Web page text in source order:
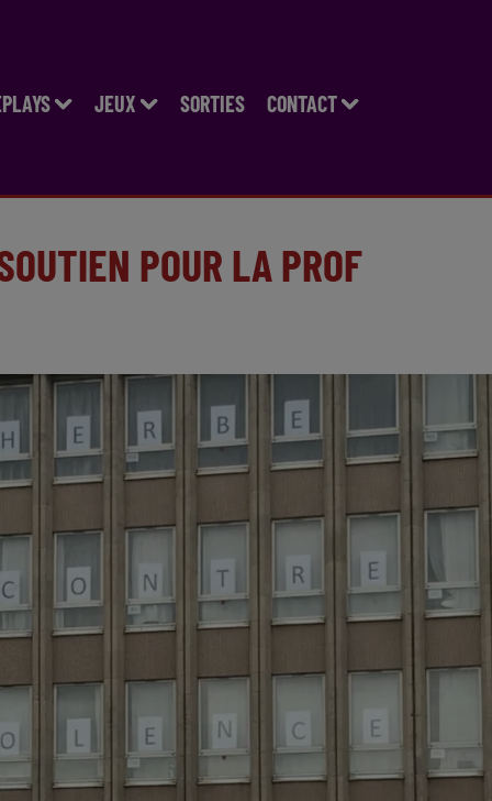
JEUX SORTIES CONTACT
POUR LA PROF